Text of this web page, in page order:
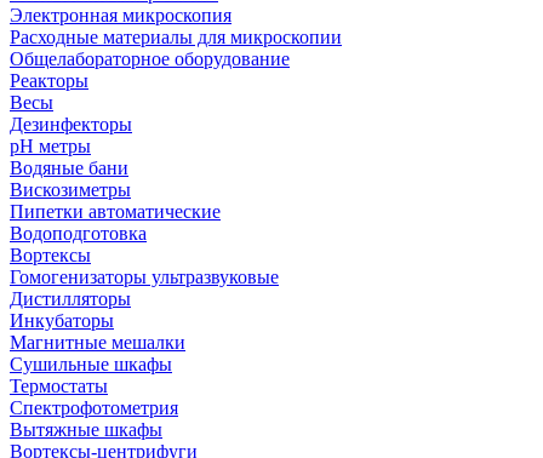
Электронная микроскопия
Расходные материалы для микроскопии
Общелабораторное оборудование
Реакторы
Весы
Дезинфекторы
рН метры
Водяные бани
Вискозиметры
Пипетки автоматические
Водоподготовка
Вортексы
Гомогенизаторы ультразвуковые
Дистилляторы
Инкубаторы
Магнитные мешалки
Сушильные шкафы
Термостаты
Спектрофотометрия
Вытяжные шкафы
Вортексы-центрифуги